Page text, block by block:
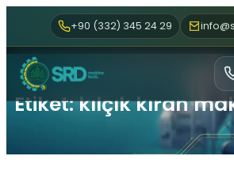
+90 (332) 345 24 29
Etiket: kılçık kıran